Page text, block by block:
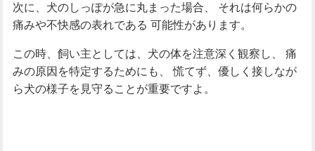
次に、犬のしっぽが急に丸まった場合、
それは何らかの
痛みや不快感の表れである 可能性があります。
この時、飼い主としては、犬の体を注意深く観察し、
痛
みの原因を特定するためにも、
慌てず、優しく接しなが
ら犬の様子を見守ることが重要ですよ。